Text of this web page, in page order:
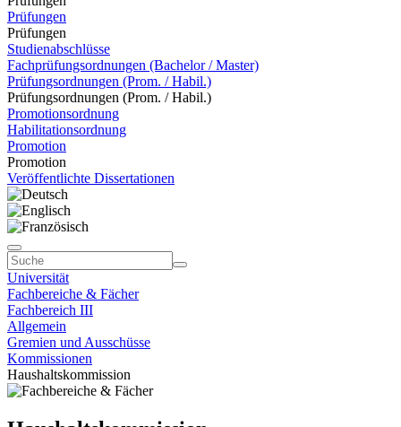
Prüfungen
Prüfungen
Studienabschlüsse
Fachprüfungsordnungen (Bachelor / Master)
Prüfungsordnungen (Prom. / Habil.)
Prüfungsordnungen (Prom. / Habil.)
Promotionsordnung
Habilitationsordnung
Promotion
Promotion
Veröffentlichte Dissertationen
Universität
Fachbereiche & Fächer
Fachbereich III
Allgemein
Gremien und Ausschüsse
Kommissionen
Haushaltskommission